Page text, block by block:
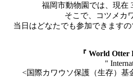
福岡市動物園では、現在
そこで、コツメカ
当日はどなたでも参加できます
『 World Otter
"
<国際カワウソ保護（生存）基